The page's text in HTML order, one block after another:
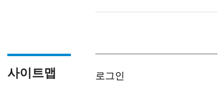
사이트맵 로그인